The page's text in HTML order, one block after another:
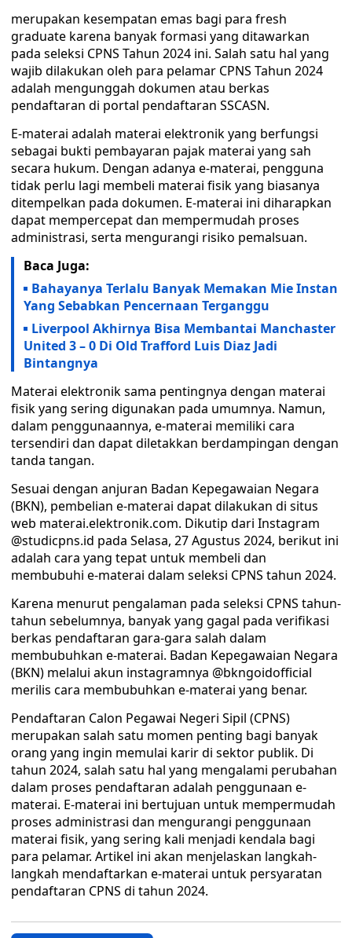
merupakan kesempatan emas bagi para fresh
graduate karena banyak formasi yang ditawarkan
pada seleksi CPNS Tahun 2024 ini. Salah satu hal yang
wajib dilakukan oleh para pelamar CPNS Tahun 2024
adalah mengunggah dokumen atau berkas
pendaftaran di portal pendaftaran SSCASN.
E-materai adalah materai elektronik yang berfungsi
sebagai bukti pembayaran pajak materai yang sah
secara hukum. Dengan adanya e-materai, pengguna
tidak perlu lagi membeli materai fisik yang biasanya
ditempelkan pada dokumen. E-materai ini diharapkan
dapat mempercepat dan mempermudah proses
administrasi, serta mengurangi risiko pemalsuan.
Baca Juga:
Bahayanya Terlalu Banyak Memakan Mie Instan
Yang Sebabkan Pencernaan Terganggu
Liverpool Akhirnya Bisa Membantai Manchaster
United 3 – 0 Di Old Trafford Luis Diaz Jadi
Bintangnya
Materai elektronik sama pentingnya dengan materai
fisik yang sering digunakan pada umumnya. Namun,
dalam penggunaannya, e-materai memiliki cara
tersendiri dan dapat diletakkan berdampingan dengan
tanda tangan.
Sesuai dengan anjuran Badan Kepegawaian Negara
(BKN), pembelian e-materai dapat dilakukan di situs
web materai.elektronik.com. Dikutip dari Instagram
@studicpns.id pada Selasa, 27 Agustus 2024, berikut ini
adalah cara yang tepat untuk membeli dan
membubuhi e-materai dalam seleksi CPNS tahun 2024.
Karena menurut pengalaman pada seleksi CPNS tahun-
tahun sebelumnya, banyak yang gagal pada verifikasi
berkas pendaftaran gara-gara salah dalam
membubuhkan e-materai. Badan Kepegawaian Negara
(BKN) melalui akun instagramnya @bkngoidofficial
merilis cara membubuhkan e-materai yang benar.
Pendaftaran Calon Pegawai Negeri Sipil (CPNS)
merupakan salah satu momen penting bagi banyak
orang yang ingin memulai karir di sektor publik. Di
tahun 2024, salah satu hal yang mengalami perubahan
dalam proses pendaftaran adalah penggunaan e-
materai. E-materai ini bertujuan untuk mempermudah
proses administrasi dan mengurangi penggunaan
materai fisik, yang sering kali menjadi kendala bagi
para pelamar. Artikel ini akan menjelaskan langkah-
langkah mendaftarkan e-materai untuk persyaratan
pendaftaran CPNS di tahun 2024.